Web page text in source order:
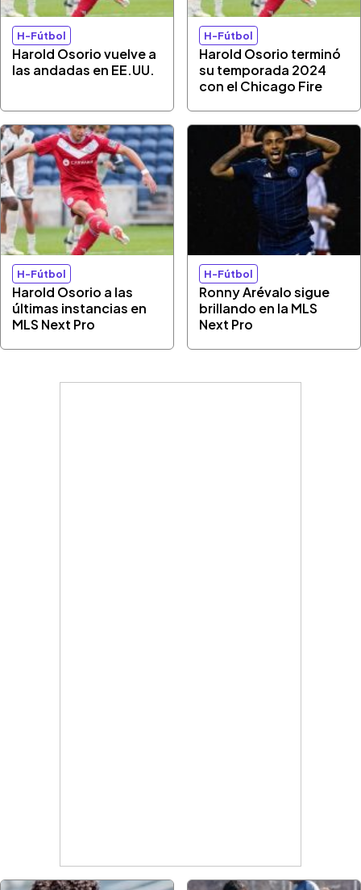
H-Fútbol
Harold Osorio vuelve a
las andadas en EE.UU.
H-Fútbol
Harold Osorio terminó
su temporada 2024
con el Chicago Fire
H-Fútbol
Harold Osorio a las
últimas instancias en
MLS Next Pro
H-Fútbol
Ronny Arévalo sigue
brillando en la MLS
Next Pro